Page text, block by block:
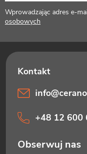
aWprowadzając adres e-
osobowych
info@
+48 12 600